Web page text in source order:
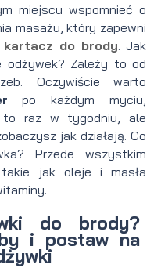
miejscu wspomnieć o
masażu, który zapewni
kartacz do brody. Jak
odżywek? Zależy to od
Oczywiście warto
po każdym myciu,
to raz w tygodniu, ale
jak działają. Co
Przede wszystkim
takie jak oleje i masła
do brody?
i postaw na